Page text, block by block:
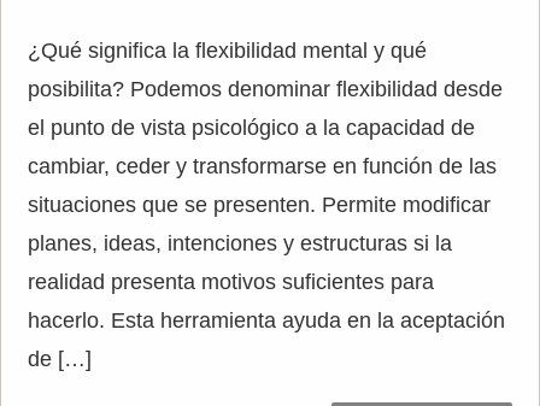
¿Qué significa la flexibilidad mental y qué
posibilita? Podemos denominar flexibilidad desde
el punto de vista psicológico a la capacidad de
cambiar, ceder y transformarse en función de las
situaciones que se presenten. Permite modificar
planes, ideas, intenciones y estructuras si la
realidad presenta motivos suficientes para
hacerlo. Esta herramienta ayuda en la aceptación
de […]